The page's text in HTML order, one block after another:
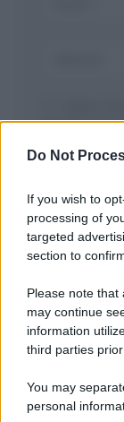
Do Not
If you wish to
processing of
targeted
section to
Please note that
may continue
information
third parties
You may
personal
browser per
APPENA
Perché alcune
Il mare è